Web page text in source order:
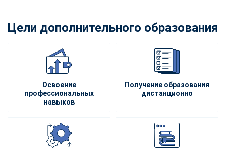
Цели дополнительного образования
Освоение
профессиональных
навыков
Получение образования
дистанционно